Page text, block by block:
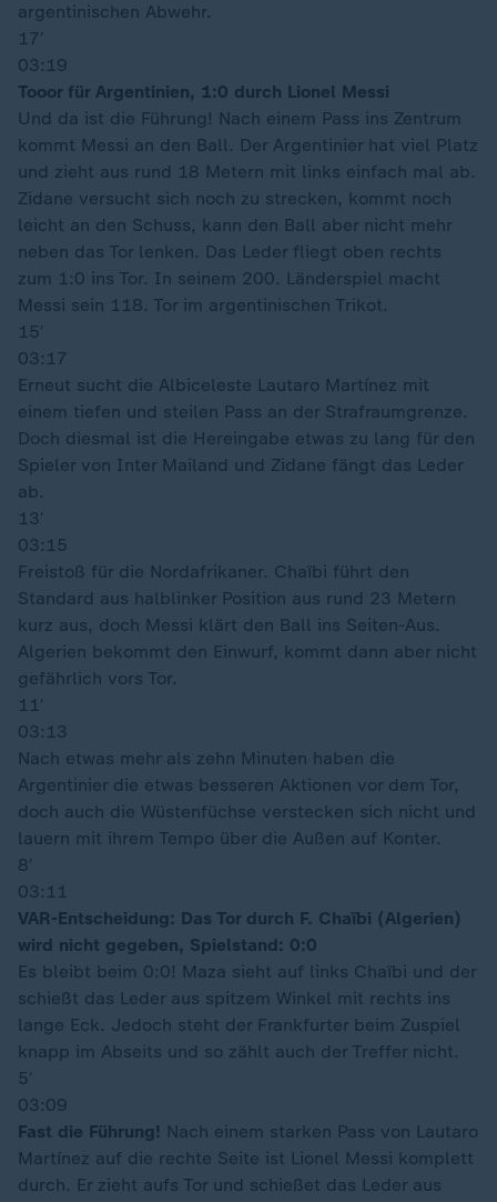
argentinischen Abwehr.
17′
03:19
Tooor für Argentinien, 1:0 durch Lionel Messi
Und da ist die Führung! Nach einem Pass ins Zentrum
kommt Messi an den Ball. Der Argentinier hat viel Platz
und zieht aus rund 18 Metern mit links einfach mal ab.
Zidane versucht sich noch zu strecken, kommt noch
leicht an den Schuss, kann den Ball aber nicht mehr
neben das Tor lenken. Das Leder fliegt oben rechts
zum 1:0 ins Tor. In seinem 200. Länderspiel macht
Messi sein 118. Tor im argentinischen Trikot.
15′
03:17
Erneut sucht die Albiceleste Lautaro Martínez mit
einem tiefen und steilen Pass an der Strafraumgrenze.
Doch diesmal ist die Hereingabe etwas zu lang für den
Spieler von Inter Mailand und Zidane fängt das Leder
ab.
13′
03:15
Freistoß für die Nordafrikaner. Chaïbi führt den
Standard aus halblinker Position aus rund 23 Metern
kurz aus, doch Messi klärt den Ball ins Seiten-Aus.
Algerien bekommt den Einwurf, kommt dann aber nicht
gefährlich vors Tor.
11′
03:13
Nach etwas mehr als zehn Minuten haben die
Argentinier die etwas besseren Aktionen vor dem Tor,
doch auch die Wüstenfüchse verstecken sich nicht und
lauern mit ihrem Tempo über die Außen auf Konter.
8′
03:11
VAR-Entscheidung: Das Tor durch F. Chaïbi (Algerien)
wird nicht gegeben, Spielstand: 0:0
Es bleibt beim 0:0! Maza sieht auf links Chaïbi und der
schießt das Leder aus spitzem Winkel mit rechts ins
lange Eck. Jedoch steht der Frankfurter beim Zuspiel
knapp im Abseits und so zählt auch der Treffer nicht.
5′
03:09
Fast die Führung! Nach einem starken Pass von Lautaro
Martínez auf die rechte Seite ist Lionel Messi komplett
durch. Er zieht aufs Tor und schießet das Leder aus